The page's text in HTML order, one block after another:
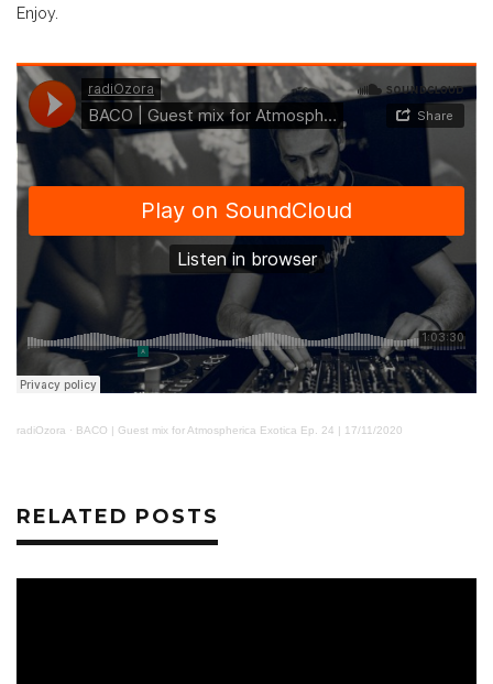
Enjoy.
radiOzora · BACO | Guest mix for Atmospherica Exotica Ep. 24 | 17/11/2020
RELATED POSTS